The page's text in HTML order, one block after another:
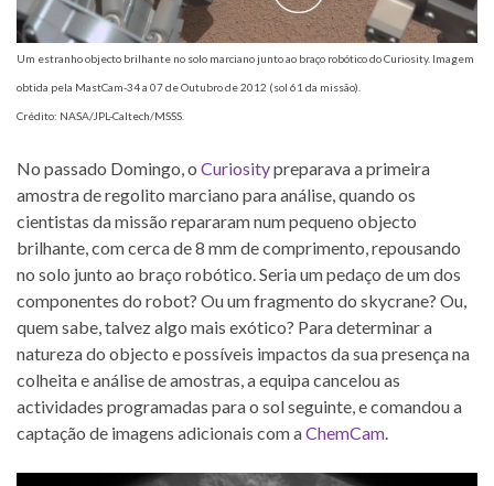
Um estranho objecto brilhante no solo marciano junto ao braço robótico do Curiosity. Imagem
obtida pela MastCam-34 a 07 de Outubro de 2012 (sol 61 da missão).
Crédito: NASA/JPL-Caltech/MSSS.
No passado Domingo, o Curiositypreparava a primeira
amostra de regolito marciano para análise, quando os
cientistas da missão repararam num pequeno objecto
brilhante, com cerca de 8 mm de comprimento, repousando
no solo junto ao braço robótico. Seria um pedaço de um dos
componentes do robot? Ou um fragmento do skycrane? Ou,
quem sabe, talvez algo mais exótico? Para determinar a
natureza do objecto e possíveis impactos da sua presença na
colheita e análise de amostras, a equipa cancelou as
actividades programadas para o sol seguinte, e comandou a
captação de imagens adicionais com aChemCam.